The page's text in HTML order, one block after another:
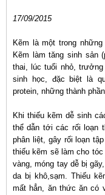
17/09/2015
Kẽm là một trong
Kẽm làm tăng sinh sản
thai, lúc tuổi nhỏ,
sinh học, đặc biệt là
protein, những thành
Khi thiếu kẽm dễ sinh
thể dẫn tới các rối loạn
phân liệt, gây rối loạn
thiếu kẽm sẽ làm cho
vàng, móng tay dễ bị
da bị khô,sạm. Thiếu
mất hẳn, ăn thức ăn có